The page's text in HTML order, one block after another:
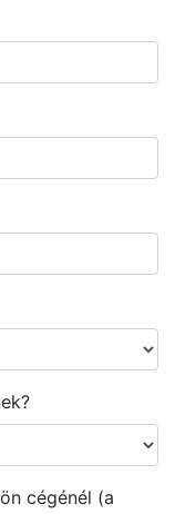
cégénél (a